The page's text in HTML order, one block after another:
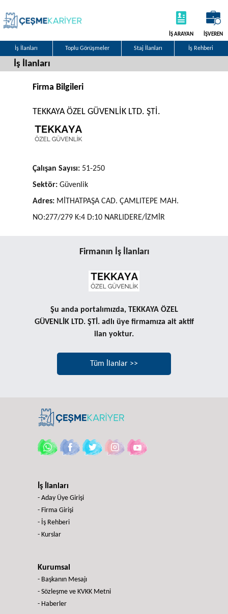
İŞ ARAYAN İŞVEREN
İş İlanları Toplu Görüşmeler Staj İlanları İş Rehberi
İş İlanları
Firma Bilgileri
TEKKAYA ÖZEL GÜVENLİK LTD. ŞTİ.
Çalışan Sayısı: 51-250
Sektör: Güvenlik
Adres: MİTHATPAŞA CAD. ÇAMLITEPE MAH.
NO:277/279 K:4 D:10 NARLIDERE/İZMİR
Firmanın İş İlanları
Şu anda portalımızda, TEKKAYA ÖZEL
GÜVENLİK LTD. ŞTİ. adlı üye firmamıza ait aktif
ilan yoktur.
Tüm İlanlar >>
İş İlanları
- Aday Üye Girişi
- Firma Girişi
- İş Rehberi
- Kurslar
Kurumsal
- Başkanın Mesajı
- Sözleşme ve KVKK Metni
- Haberler